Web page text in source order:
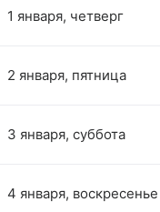
1 января, четверг
2 января, пятница
3 января, суббота
4 января, воскресенье